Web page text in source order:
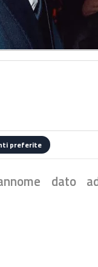
preferite
dato